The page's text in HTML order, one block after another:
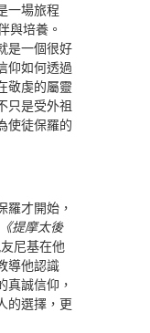
一場旅程
培養。
是一個很好
仰如何透過
敬虔的屬靈
只是受外祖
使徒保羅的
羅才開始，
《提摩太後
尼基在他
導他認識
真誠信仰，
的選擇，更